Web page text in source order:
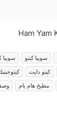
سوبيا كيتو
سوبيا
كيتو دايت
مطبخ هام يام